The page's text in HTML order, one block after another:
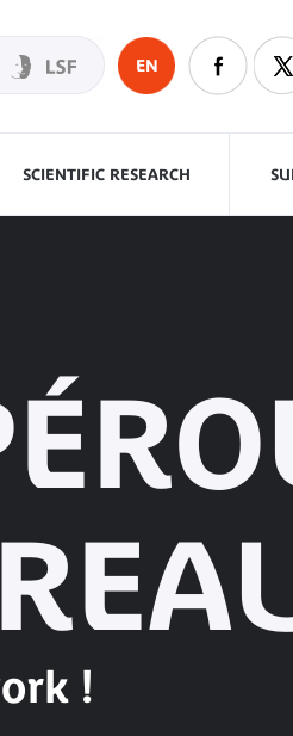
EN
SCIENTIFIC RESEARCH
!